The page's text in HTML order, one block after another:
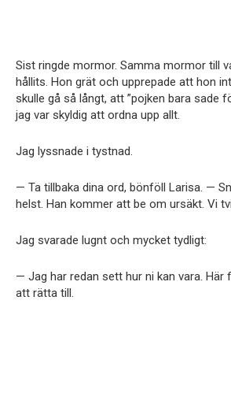
Sist ringde mormor. Samma mormor till
hållits. Hon grät och upprepade att hon
skulle gå så långt, att ”pojken bara sade
jag var skyldig att ordna upp allt.
Jag lyssnade i tystnad.
— Ta tillbaka dina ord, bönföll Larisa. —
helst. Han kommer att be om ursäkt. Vi
Jag svarade lugnt och mycket tydligt:
— Jag har redan sett hur ni kan vara. Här
att rätta till.